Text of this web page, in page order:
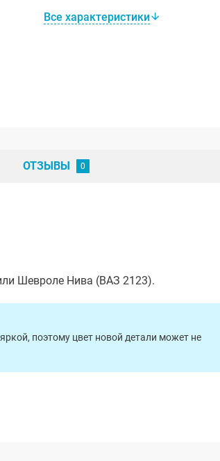
Все характеристики
ОТЗЫВЫ
Шевроле Нива (ВАЗ 2123).
поэтому цвет новой детали может не